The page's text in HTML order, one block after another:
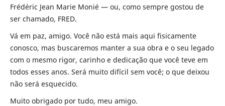
Frédéric Jean Marie Monié — ou, como sempre gostou de
ser chamado, FRED.
Vá em paz, amigo. Você não está mais aqui fisicamente
conosco, mas buscaremos manter a sua obra e o seu legado
com o mesmo rigor, carinho e dedicação que você teve em
todos esses anos. Será muito difícil sem você; o que deixou
não será esquecido.
Muito obrigado por tudo, meu amigo.